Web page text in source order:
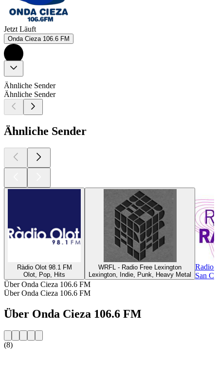
Jetzt Läuft
Onda Cieza 106.6 FM
Ähnliche Sender
Ähnliche Sender
Ähnliche Sender
Ràdio Olot 98.1 FM
Olot, Pop, Hits
WRFL - Radio Free Lexington
Lexington, Indie, Punk, Heavy Metal
Radio
San
Über Onda Cieza 106.6 FM
Über Onda Cieza 106.6 FM
Über Onda Cieza 106.6 FM
(8)